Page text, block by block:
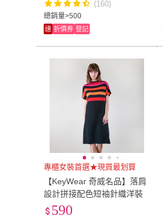
總銷量>500
(160)
速 折價券 登記
專櫃女裝首選★現買最划算
【KeyWear 奇威名品】落肩
設計拼接配色短袖針織洋裝
590